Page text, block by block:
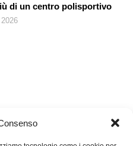
di un centro polisportivo